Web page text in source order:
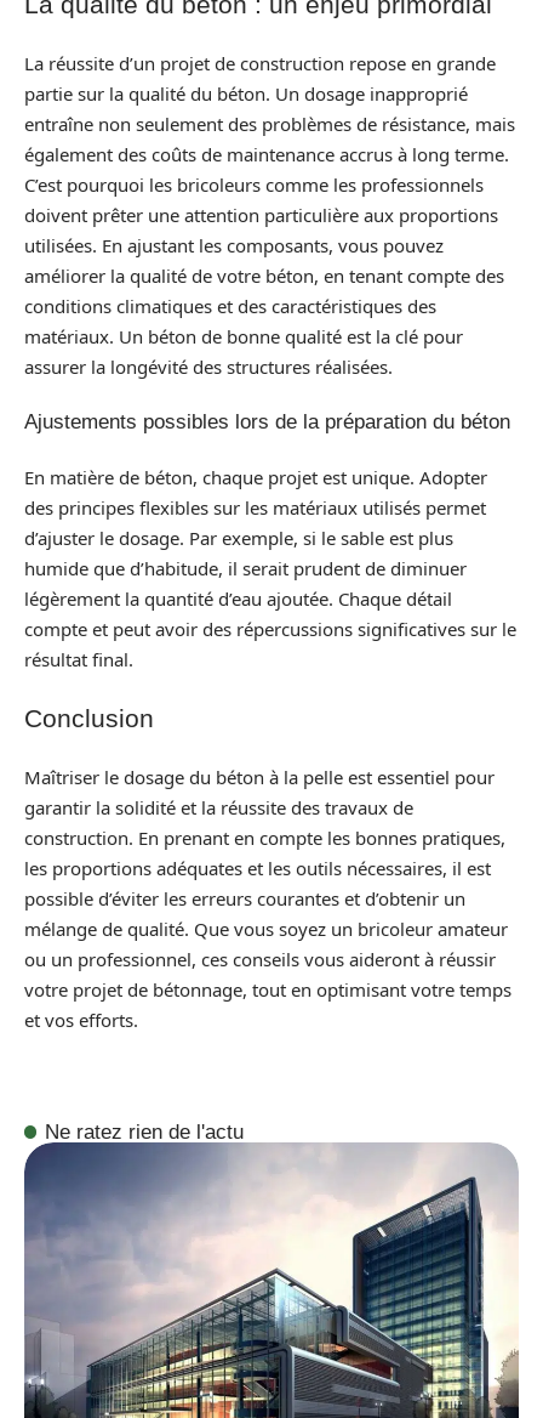
La réussite d’un projet de construction repose en grande
partie sur la qualité du béton. Un dosage inapproprié
entraîne non seulement des problèmes de résistance, mais
également des coûts de maintenance accrus à long terme.
C’est pourquoi les bricoleurs comme les professionnels
doivent prêter une attention particulière aux proportions
utilisées. En ajustant les composants, vous pouvez
améliorer la qualité de votre béton, en tenant compte des
conditions climatiques et des caractéristiques des
matériaux. Un béton de bonne qualité est la clé pour
assurer la longévité des structures réalisées.
Ajustements possibles lors de la préparation du béton
En matière de béton, chaque projet est unique. Adopter
des principes flexibles sur les matériaux utilisés permet
d’ajuster le dosage. Par exemple, si le sable est plus
humide que d’habitude, il serait prudent de diminuer
légèrement la quantité d’eau ajoutée. Chaque détail
compte et peut avoir des répercussions significatives sur le
résultat final.
Conclusion
Maîtriser le dosage du béton à la pelle est essentiel pour
garantir la solidité et la réussite des travaux de
construction. En prenant en compte les bonnes pratiques,
les proportions adéquates et les outils nécessaires, il est
possible d’éviter les erreurs courantes et d’obtenir un
mélange de qualité. Que vous soyez un bricoleur amateur
ou un professionnel, ces conseils vous aideront à réussir
votre projet de bétonnage, tout en optimisant votre temps
et vos efforts.
Ne ratez rien de l'actu